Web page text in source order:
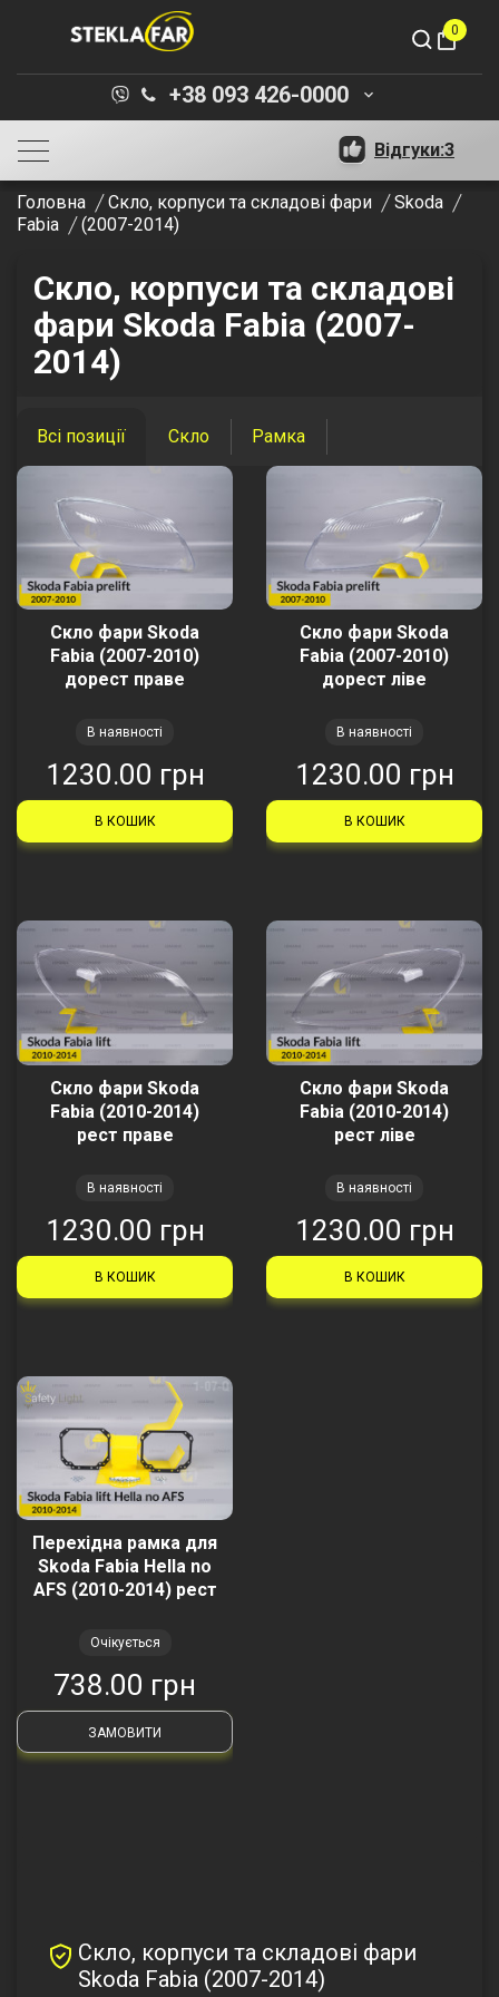
shopping_bag
0
+38 093 426-0000 keyboard_arrow_down
Відгуки:3
Головна Скло, корпуси та складові фари
Skoda
Fabia
(2007-2014)
Скло, корпуси та складові
фари Skoda Fabia (2007-
2014)
Всі позиції Скло Рамка
Скло фари Skoda
Fabia (2007-2010)
дорест праве
В наявності
1230.00 грн
В КОШИК
Скло фари Skoda
Fabia (2007-2010)
дорест ліве
В наявності
1230.00 грн
В КОШИК
Скло фари Skoda
Fabia (2010-2014)
рест праве
В наявності
1230.00 грн
В КОШИК
Скло фари Skoda
Fabia (2010-2014)
рест ліве
В наявності
1230.00 грн
В КОШИК
Перехідна рамка для
Skoda Fabia Hella no
AFS (2010-2014) рест
Очікується
738.00 грн
ЗАМОВИТИ
Скло, корпуси та складові фари
Skoda Fabia (2007-2014)